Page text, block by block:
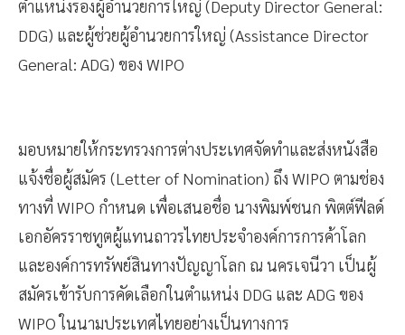
ตำแหน่งรองผู้อำนวยการใหญ่ (Deputy Director General:
DDG) และผู้ช่วยผู้อำนวยการใหญ่ (Assistance Director
General: ADG) ของ WIPO
มอบหมายให้กระทรวงการต่างประเทศจัดทำและส่งหนังสือ
แจ้งชื่อผู้สมัคร (Letter of Nomination) ถึง WIPO ตามช่อง
ทางที่ WIPO กำหนด เพื่อเสนอชื่อ นางพิมพ์ชนก พิตต์ฟีลด์
เอกอัครราชทูตผู้แทนถาวรไทยประจำองค์การการค้าโลก
และองค์การทรัพย์สินทางปัญญาโลก ณ นครเจนีวา เป็นผู้
สมัครเข้ารับการคัดเลือกในตำแหน่ง DDG และ ADG ของ
WIPO ในนามประเทศไทยอย่างเป็นทางการ